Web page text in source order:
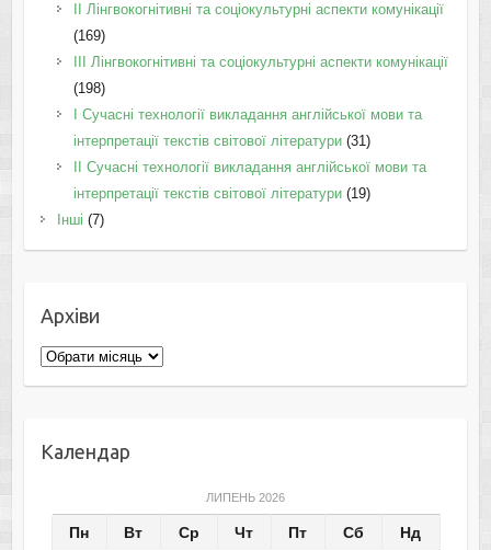
IІ Лінгвокогнітивні та соціокультурні аспекти комунікації
(169)
IІI Лінгвокогнітивні та соціокультурні аспекти комунікації
(198)
I Cучасні технології викладання англійської мови та
інтерпретації текстів світової літератури(31)
II Cучасні технології викладання англійської мови та
інтерпретації текстів світової літератури(19)
Інші (7)
Архіви
Архіви
Календар
ЛИПЕНЬ 2026
Пн Вт Ср Чт Пт Сб Нд